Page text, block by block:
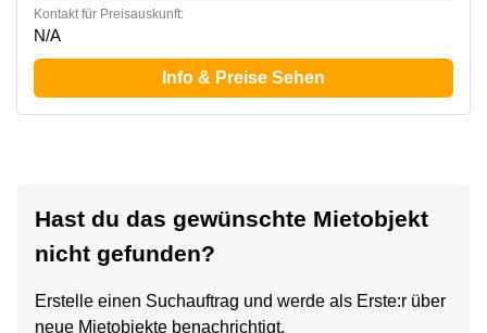
Kontakt für Preisauskunft:
N/A
Info & Preise Sehen
Hast du das gewünschte Mietobjekt
nicht gefunden?
Erstelle einen Suchauftrag und werde als Erste:r über
neue Mietobjekte benachrichtigt.